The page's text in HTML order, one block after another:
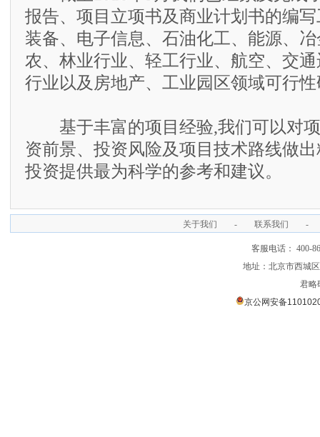
报告、项目立项书及商业计划书的编
装备、电子信息、石油化工、能源、
农、林业行业、轻工行业、航空、交
行业以及房地产、工业园区领域可行
基于丰富的项目经验,我们可以对项
资前景、投资风险及项目技术路线做
投资提供最为科学的参考和建议。
关于我们 - 联系我们 -
客服电话： 400-
地址：北京市西城
君略
京公网安备